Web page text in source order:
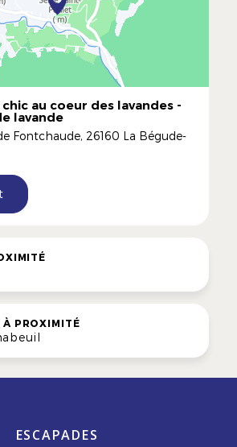
au coeur des lavandes -
lavande
Fontchaude, 26160 La Bégude-
PROXIMITÉ
ESCAPADES